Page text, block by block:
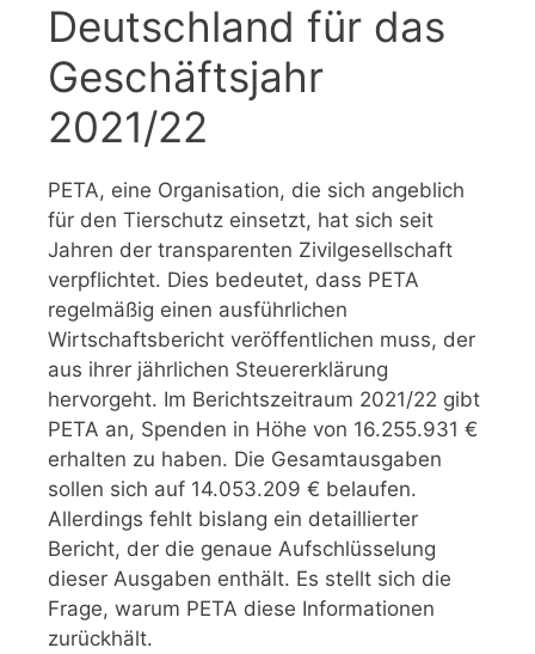
Deutschland für das
Geschäftsjahr
2021/22
PETA, eine Organisation, die sich angeblich
für den Tierschutz einsetzt, hat sich seit
Jahren der transparenten Zivilgesellschaft
verpflichtet. Dies bedeutet, dass PETA
regelmäßig einen ausführlichen
Wirtschaftsbericht veröffentlichen muss, der
aus ihrer jährlichen Steuererklärung
hervorgeht. Im Berichtszeitraum 2021/22 gibt
PETA an, Spenden in Höhe von 16.255.931 €
erhalten zu haben. Die Gesamtausgaben
sollen sich auf 14.053.209 € belaufen.
Allerdings fehlt bislang ein detaillierter
Bericht, der die genaue Aufschlüsselung
dieser Ausgaben enthält. Es stellt sich die
Frage, warum PETA diese Informationen
zurückhält.